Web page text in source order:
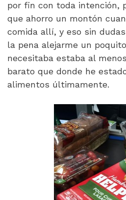
por fin con toda intención,
que ahorro un montón
comida allí, y eso sin
la pena alejarme un
necesitaba estaba al
barato que donde he
alimentos últimamente.